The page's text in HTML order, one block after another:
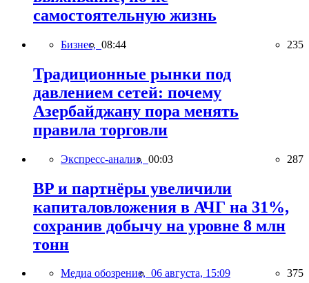
самостоятельную жизнь
Бизнес, 08:44 235
Традиционные рынки под
давлением сетей: почему
Азербайджану пора менять
правила торговли
Экспресс-анализ, 00:03 287
BP и партнёры увеличили
капиталовложения в АЧГ на 31%,
сохранив добычу на уровне 8 млн
тонн
Медиа обозрение, 06 августа, 15:09 375